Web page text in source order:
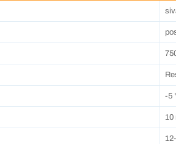
-5
10